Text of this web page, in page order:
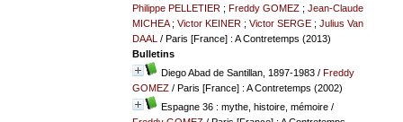
Philippe PELLETIER; Freddy GOMEZ; Jean-Claude
MICHEA; Victor KEINER; Victor SERGE; Julius Van
DAAL / Paris [France] : A Contretemps (2013)
Bulletins
Diego Abad de Santillan, 1897-1983/ Freddy
GOMEZ/ Paris [France] : A Contretemps (2002)
Espagne 36 : mythe, histoire, mémoire/